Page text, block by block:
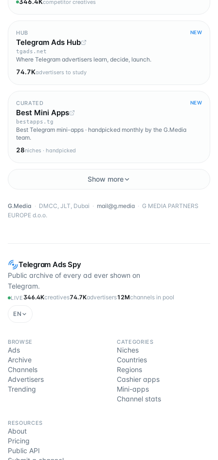
Telegram Ads Spy
Public archive of every ad ever shown on
Telegram.
LIVE 346.4Kcreatives74.7Kadvertisers12Mchannels in pool
EN
BROWSE
Ads
Archive
Channels
Advertisers
Trending
CATEGORIES
Niches
Countries
Regions
Cashier apps
Mini-apps
Channel stats
RESOURCES
About
Pricing
Public API
competitor creatives
HUB NEW
Telegram Ads Hub
tgads.net
Where Telegram advertisers learn, decide, launch.
74.7Kadvertisers to study
CURATED NEW
Best Mini Apps
bestapps.tg
Best Telegram mini-apps · handpicked monthly by the G.Media
team.
28niches · handpicked
Show more
G.Media · DMCC, JLT, Dubai · mail@g.media · G MEDIA PARTNERS
EUROPE d.o.o.